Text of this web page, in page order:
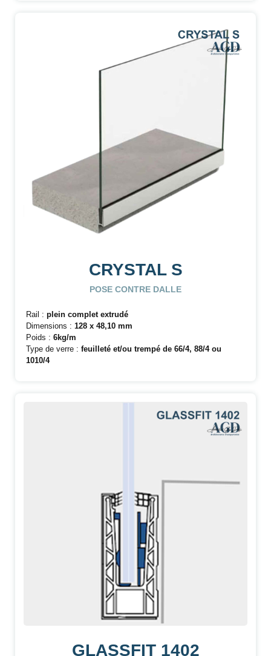
CRYSTAL S
POSE CONTRE DALLE
Rail : plein complet extrudé
Dimensions : 128 x 48,10 mm
Poids : 6kg/m
Type de verre : feuilleté et/ou trempé de 66/4, 88/4 ou
1010/4
GLASSFIT 1402